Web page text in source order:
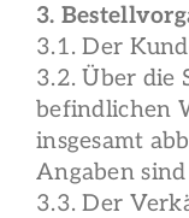
3.
3.1. Der
3.2. Über die
befindlichen
insgesamt
Angaben
3.3. Der